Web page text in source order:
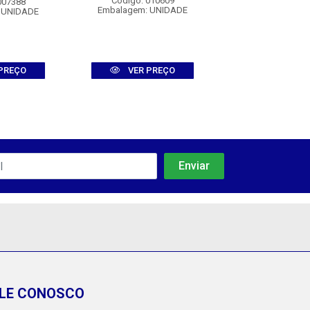
Embalagem: UNIDADE
VER PREÇO
CONOSCO